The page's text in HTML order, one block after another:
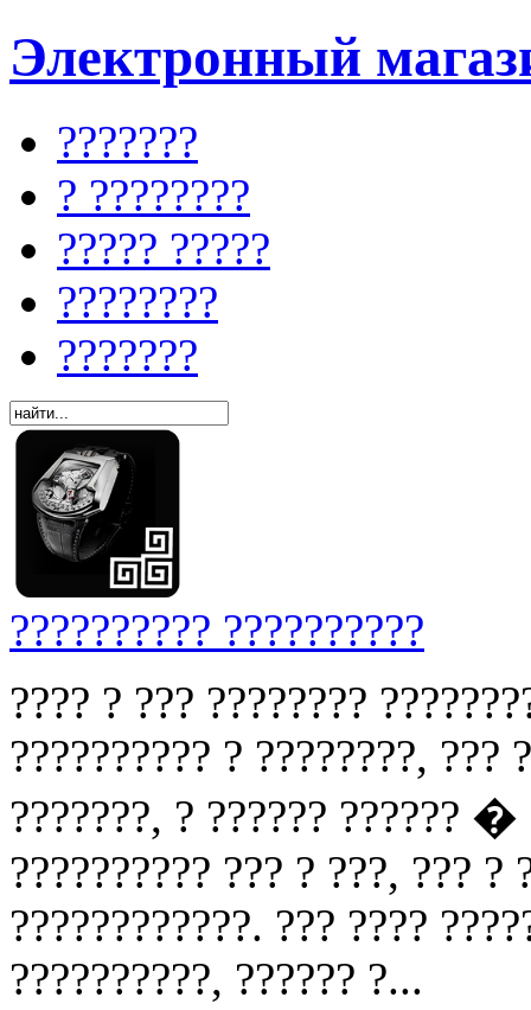
Электронный
???????
? ????????
????? ?????
????????
???????
?????????? ??????????
???? ? ??? ????????
?????????? ? ????????, ???
???????, ? ?????? ??????
?????????? ??? ? ???, ??? ?
????????????. ??? ????
??????????, ?????? ?...